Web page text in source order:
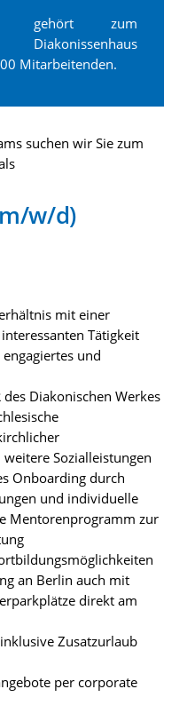
gehört zum
Diakonissenhaus
Mitarbeitenden.
suchen wir Sie zum
w/d)
mit einer
Tätigkeit
und
Diakonischen Werkes
Sozialleistungen
Onboarding durch
und individuelle
Mentorenprogramm zur
an Berlin auch mit
direkt am
Zusatzurlaub
per corporate